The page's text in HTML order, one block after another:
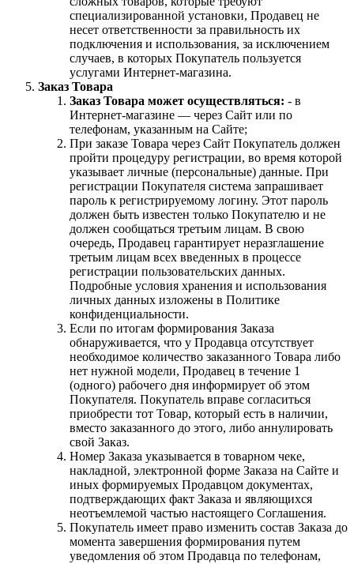
специализированной установки, Продавец не
несет ответственности за правильность их
подключения и использования, за исключением
случаев, в которых Покупатель пользуется
услугами Интернет-магазина.
Заказ Товара
Заказ Товара может осуществляться: - в
Интернет-магазине — через Сайт или по
телефонам, указанным на Сайте;
При заказе Товара через Сайт Покупатель должен
пройти процедуру регистрации, во время которой
указывает личные (персональные) данные. При
регистрации Покупателя система запрашивает
пароль к регистрируемому логину. Этот пароль
должен быть известен только Покупателю и не
должен сообщаться третьим лицам. В свою
очередь, Продавец гарантирует неразглашение
третьим лицам всех введенных в процессе
регистрации пользовательских данных.
Подробные условия хранения и использования
личных данных изложены в Политике
конфиденциальности.
Если по итогам формирования Заказа
обнаруживается, что у Продавца отсутствует
необходимое количество заказанного Товара либо
нет нужной модели, Продавец в течение 1
(одного) рабочего дня информирует об этом
Покупателя. Покупатель вправе согласиться
приобрести тот Товар, который есть в наличии,
вместо заказанного до этого, либо аннулировать
свой Заказ.
Номер Заказа указывается в товарном чеке,
накладной, электронной форме Заказа на Сайте и
иных формируемых Продавцом документах,
подтверждающих факт Заказа и являющихся
неотъемлемой частью настоящего Соглашения.
Покупатель имеет право изменить состав Заказа до
момента завершения формирования путем
уведомления об этом Продавца по телефонам,